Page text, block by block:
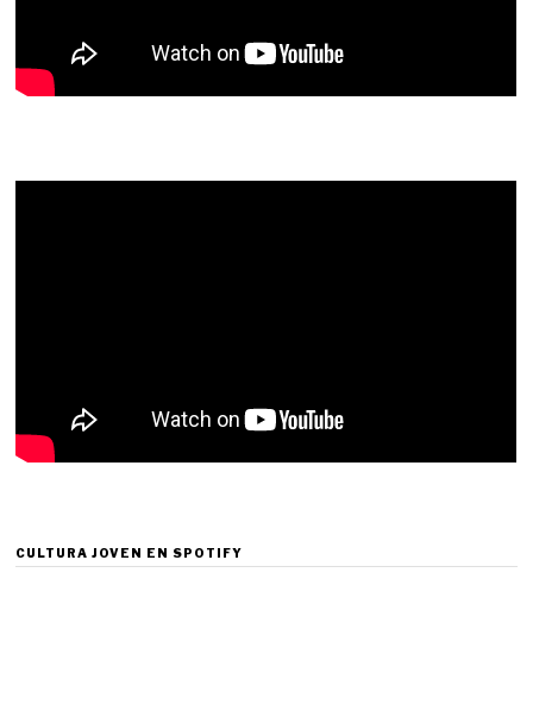
CULTURA JOVEN EN SPOTIFY